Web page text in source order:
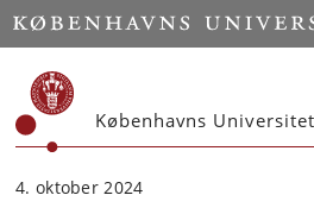
Start
Københavns
4. oktober 2024